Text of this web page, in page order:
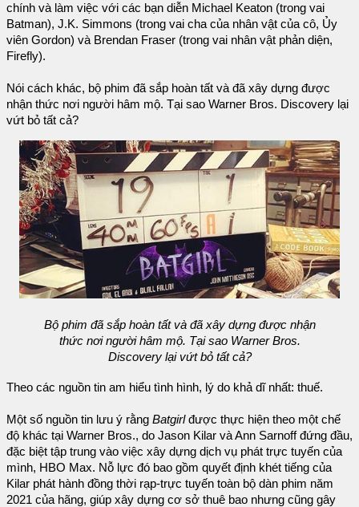
chính và làm việc với các bạn diễn Michael Keaton (trong vai
Batman), J.K. Simmons (trong vai cha của nhân vật của cô, Ủy
viên Gordon) và Brendan Fraser (trong vai nhân vật phản diện,
Firefly).
Nói cách khác, bộ phim đã sắp hoàn tất và đã xây dựng được
nhận thức nơi người hâm mộ. Tại sao Warner Bros. Discovery lại
vứt bỏ tất cả?
Bộ phim đã sắp hoàn tất và đã xây dựng được nhận
thức nơi người hâm mộ. Tại sao Warner Bros.
Discovery lại vứt bỏ tất cả?
Theo các nguồn tin am hiểu tình hình, lý do khả dĩ nhất: thuế.
Một số nguồn tin lưu ý rằng Batgirlđược thực hiện theo một chế
độ khác tại Warner Bros., do Jason Kilar và Ann Sarnoff đứng đầu,
đặc biệt tập trung vào việc xây dựng dịch vụ phát trực tuyến của
mình, HBO Max. Nỗ lực đó bao gồm quyết định khét tiếng của
Kilar phát hành đồng thời rạp-trực tuyến toàn bộ dàn phim năm
2021 của hãng, giúp xây dựng cơ sở thuê bao nhưng cũng gây